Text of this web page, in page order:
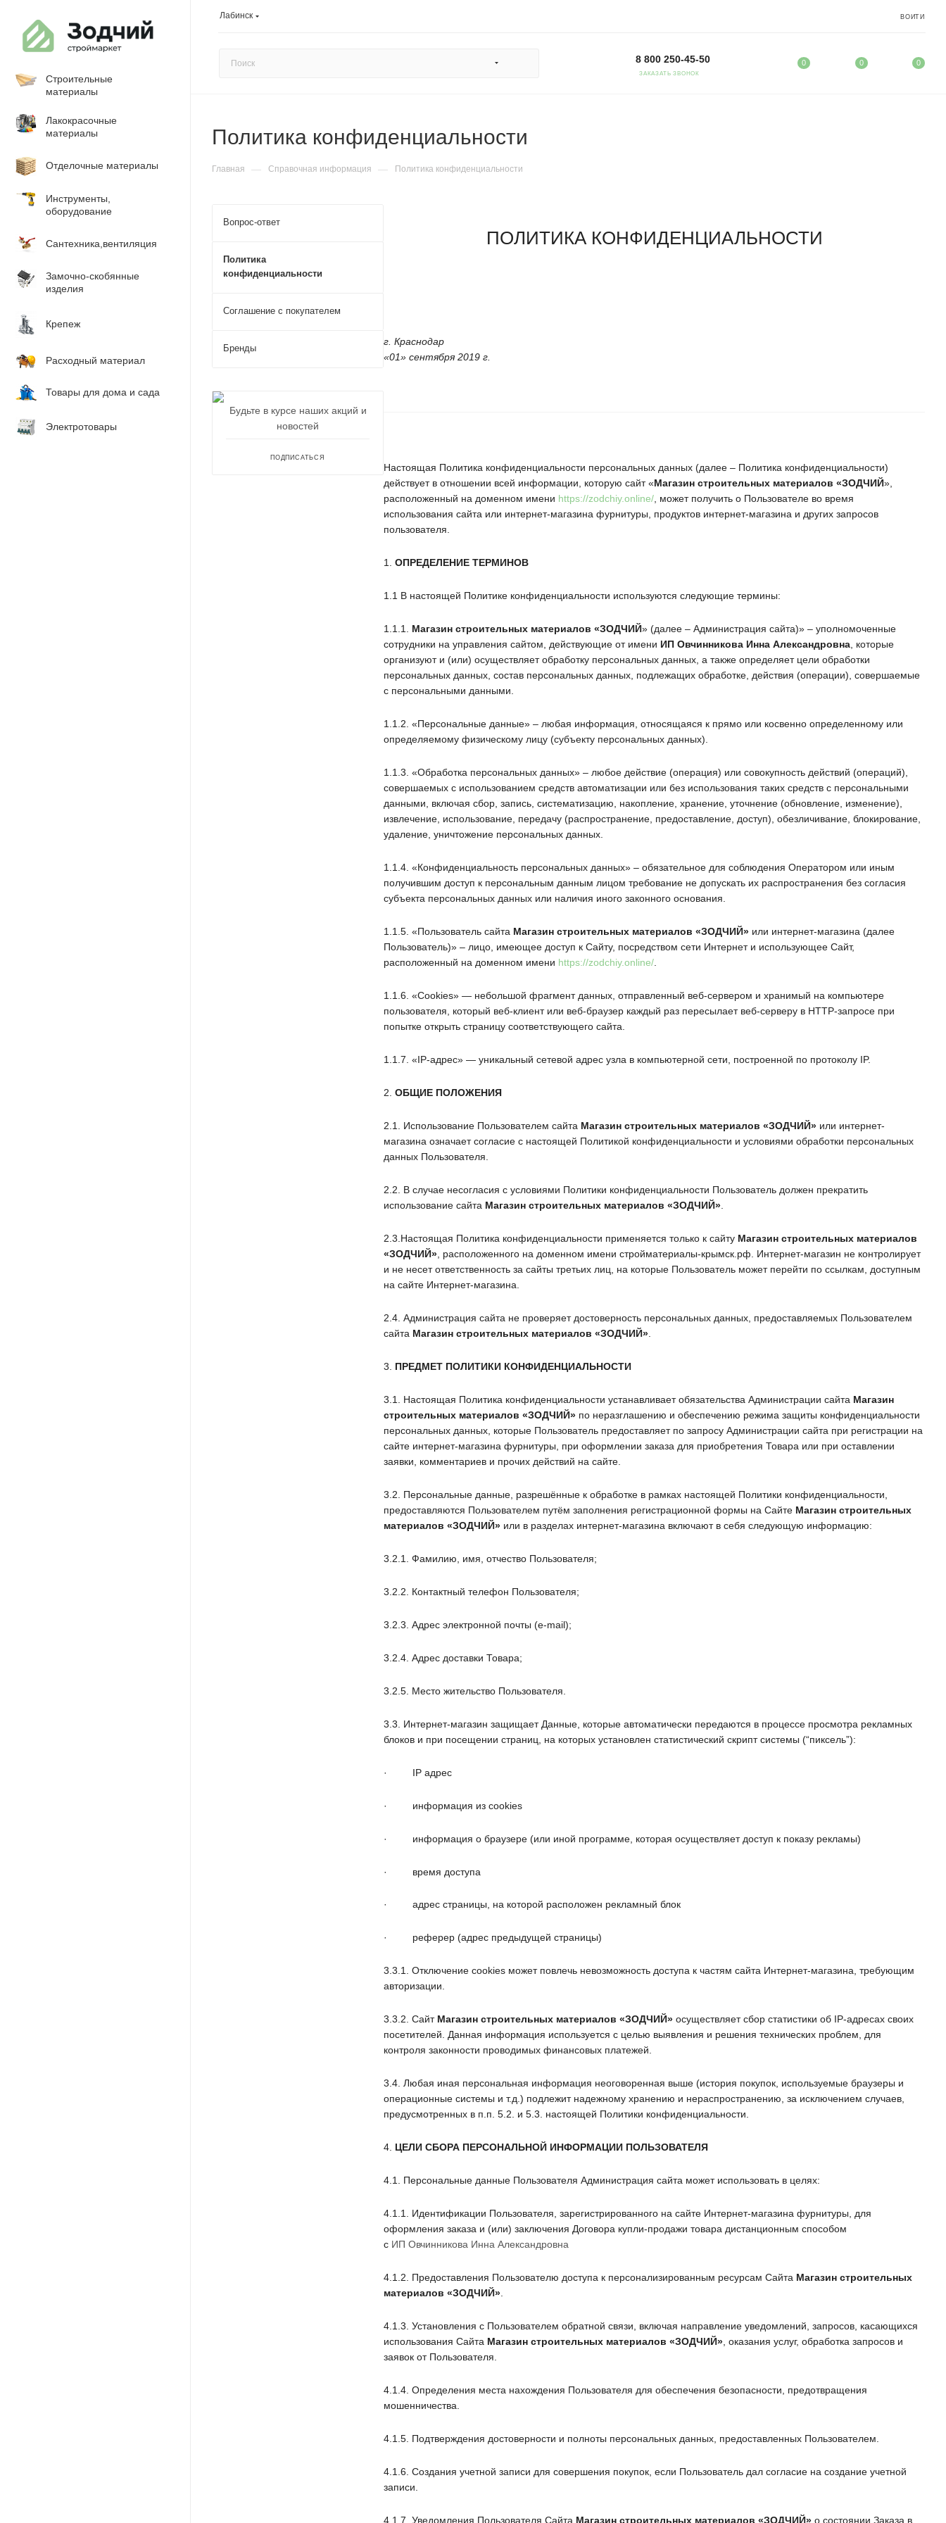
Лабинск ВОЙТИ
8 800 250-45-50
ЗАКАЗАТЬ ЗВОНОК
0 0 0
Строительные
материалы
Лакокрасочные
материалы
Отделочные материалы
Инструменты,
оборудование
Сантехника,вентиляция
Замочно-скобянные
изделия
Крепеж
Расходный материал
Товары для дома и сада
Электротовары
Политика конфиденциальности
Главная — Справочная информация — Политика конфиденциальности
ПОЛИТИКА КОНФИДЕНЦИАЛЬНОСТИ
г. Краснодар
«01» сентября 2019 г.
Настоящая Политика конфиденциальности персональных данных (далее – Политика конфиденциальности)
действует в отношении всей информации, которую сайт «Магазин строительных материалов «ЗОДЧИЙ»,
расположенный на доменном имени https://zodchiy.online/ , может получить о Пользователе во время
использования сайта или интернет-магазина фурнитуры, продуктов интернет-магазина и других запросов
пользователя.
1. ОПРЕДЕЛЕНИЕ ТЕРМИНОВ
1.1 В настоящей Политике конфиденциальности используются следующие термины:
1.1.1. Магазин строительных материалов «ЗОДЧИЙ» (далее – Администрация сайта)» – уполномоченные
сотрудники на управления сайтом, действующие от имени ИП Овчинникова Инна Александровна , которые
организуют и (или) осуществляет обработку персональных данных, а также определяет цели обработки
персональных данных, состав персональных данных, подлежащих обработке, действия (операции), совершаемые
с персональными данными.
1.1.2. «Персональные данные» – любая информация, относящаяся к прямо или косвенно определенному или
определяемому физическому лицу (субъекту персональных данных).
1.1.3. «Обработка персональных данных» – любое действие (операция) или совокупность действий (операций),
совершаемых с использованием средств автоматизации или без использования таких средств с персональными
данными, включая сбор, запись, систематизацию, накопление, хранение, уточнение (обновление, изменение),
извлечение, использование, передачу (распространение, предоставление, доступ), обезличивание, блокирование,
удаление, уничтожение персональных данных.
1.1.4. «Конфиденциальность персональных данных» – обязательное для соблюдения Оператором или иным
получившим доступ к персональным данным лицом требование не допускать их распространения без согласия
субъекта персональных данных или наличия иного законного основания.
1.1.5. «Пользователь сайта Магазин строительных материалов «ЗОДЧИЙ» или интернет-магазина (далее
Пользователь)» – лицо, имеющее доступ к Сайту, посредством сети Интернет и использующее Сайт,
расположенный на доменном имени https://zodchiy.online/
1.1.6. «Cookies» — небольшой фрагмент данных, отправленный веб-сервером и хранимый на компьютере
пользователя, который веб-клиент или веб-браузер каждый раз пересылает веб-серверу в HTTP-запросе при
попытке открыть страницу соответствующего сайта.
1.1.7. «IP-адрес» — уникальный сетевой адрес узла в компьютерной сети, построенной по протоколу IP.
2. ОБЩИЕ ПОЛОЖЕНИЯ
2.1. Использование Пользователем сайта Магазин строительных материалов «ЗОДЧИЙ» или интернет-
магазина означает согласие с настоящей Политикой конфиденциальности и условиями обработки персональных
данных Пользователя.
2.2. В случае несогласия с условиями Политики конфиденциальности Пользователь должен прекратить
использование сайта Магазин строительных материалов «ЗОДЧИЙ»
2.3.Настоящая Политика конфиденциальности применяется только к сайту Магазин строительных материалов
«ЗОДЧИЙ» , расположенного на доменном имени стройматериалы-крымск.рф . Интернет-магазин не контролирует
и не несет ответственность за сайты третьих лиц, на которые Пользователь может перейти по ссылкам, доступным
на сайте Интернет-магазина.
2.4. Администрация сайта не проверяет достоверность персональных данных, предоставляемых Пользователем
сайта Магазин строительных материалов «ЗОДЧИЙ»
3. ПРЕДМЕТ ПОЛИТИКИ КОНФИДЕНЦИАЛЬНОСТИ
3.1. Настоящая Политика конфиденциальности устанавливает обязательства Администрации сайта Магазин
строительных материалов «ЗОДЧИЙ» по неразглашению и обеспечению режима защиты конфиденциальности
персональных данных, которые Пользователь предоставляет по запросу Администрации сайта при регистрации на
сайте интернет-магазина фурнитуры, при оформлении заказа для приобретения Товара или при оставлении
заявки, комментариев и прочих действий на сайте.
3.2. Персональные данные, разрешённые к обработке в рамках настоящей Политики конфиденциальности,
предоставляются Пользователем путём заполнения регистрационной формы на Сайте Магазин строительных
материалов «ЗОДЧИЙ» или в разделах интернет-магазина включают в себя следующую информацию:
3.2.1. Фамилию, имя, отчество Пользователя;
3.2.2. Контактный телефон Пользователя;
3.2.3. Адрес электронной почты (e-mail);
3.2.4. Адрес доставки Товара;
3.2.5. Место жительство Пользователя.
3.3. Интернет-магазин защищает Данные, которые автоматически передаются в процессе просмотра рекламных
блоков и при посещении страниц, на которых установлен статистический скрипт системы (“пиксель”):
· IP адрес
· информация из cookies
· информация о браузере (или иной программе, которая осуществляет доступ к показу рекламы)
· время доступа
· адрес страницы, на которой расположен рекламный блок
· реферер (адрес предыдущей страницы)
3.3.1. Отключение cookies может повлечь невозможность доступа к частям сайта Интернет-магазина, требующим
авторизации.
3.3.2. Сайт Магазин строительных материалов «ЗОДЧИЙ» осуществляет сбор статистики об IP-адресах своих
посетителей. Данная информация используется с целью выявления и решения технических проблем, для
контроля законности проводимых финансовых платежей.
3.4. Любая иная персональная информация неоговоренная выше (история покупок, используемые браузеры и
операционные системы и т.д.) подлежит надежному хранению и нераспространению, за исключением случаев,
предусмотренных в п.п. 5.2. и 5.3. настоящей Политики конфиденциальности.
4. ЦЕЛИ СБОРА ПЕРСОНАЛЬНОЙ ИНФОРМАЦИИ ПОЛЬЗОВАТЕЛЯ
4.1. Персональные данные Пользователя Администрация сайта может использовать в целях:
4.1.1. Идентификации Пользователя, зарегистрированного на сайте Интернет-магазина фурнитуры, для
оформления заказа и (или) заключения Договора купли-продажи товара дистанционным способом
с ИП Овчинникова Инна Александровна
4.1.2. Предоставления Пользователю доступа к персонализированным ресурсам Сайта Магазин строительных
материалов «ЗОДЧИЙ».
4.1.3. Установления с Пользователем обратной связи, включая направление уведомлений, запросов, касающихся
использования Сайта Магазин строительных материалов «ЗОДЧИЙ», оказания услуг, обработка запросов и
заявок от Пользователя.
4.1.4. Определения места нахождения Пользователя для обеспечения безопасности, предотвращения
мошенничества.
4.1.5. Подтверждения достоверности и полноты персональных данных, предоставленных Пользователем.
4.1.6. Создания учетной записи для совершения покупок, если Пользователь дал согласие на создание учетной
записи.
4.1.7. Уведомления Пользователя Сайта Магазин строительных материалов «ЗОДЧИЙ» о состоянии Заказа в
Вопрос-ответ
Политика
конфиденциальности
Соглашение с покупателем
Бренды
Будьте в курсе наших акций и
новостей
ПОДПИСАТЬСЯ